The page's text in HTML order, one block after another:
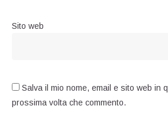
Sito web
Salva il mio nome, email e sito web in
prossima volta che commento.